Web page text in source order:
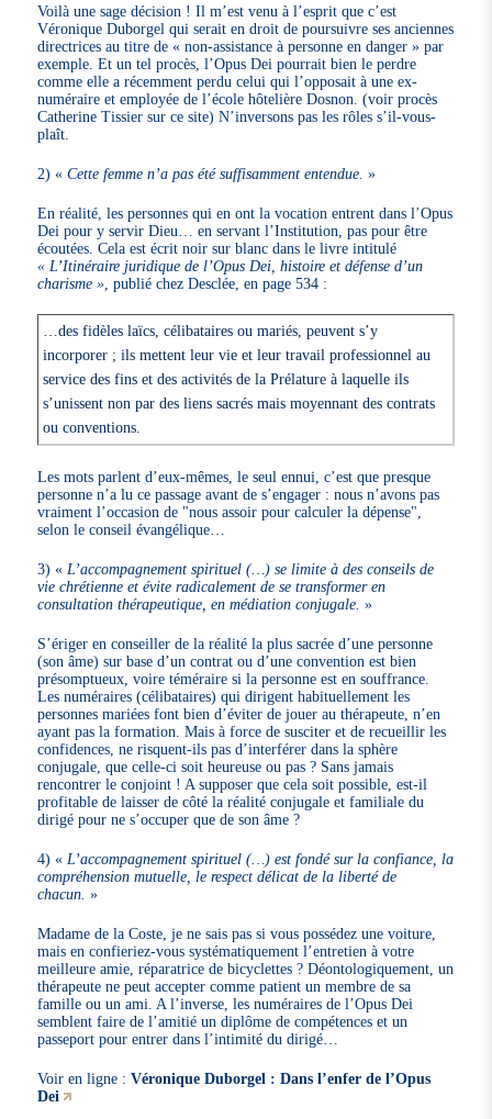
Voilà une sage décision ! Il m’est venu à l’esprit que c’est
Véronique Duborgel qui serait en droit de poursuivre ses anciennes
directrices au titre de « non-assistance à personne en danger » par
exemple. Et un tel procès, l’Opus Dei pourrait bien le perdre
comme elle a récemment perdu celui qui l’opposait à une ex-
numéraire et employée de l’école hôtelière Dosnon. (voir procès
Catherine Tissier sur ce site) N’inversons pas les rôles s’il-vous-
plaît.
2) Cette femme n’a pas été suffisamment entendue.
En réalité, les personnes qui en ont la vocation entrent dans l’Opus
Dei pour y servir Dieu… en servant l’Institution, pas pour être
écoutées. Cela est écrit noir sur blanc dans le livre intitulé
« L’Itinéraire juridique de l’Opus Dei, histoire et défense d’un
charisme » , publié chez Desclée, en page 534 :
…des fidèles laïcs, célibataires ou mariés, peuvent s’y
incorporer ; ils mettent leur vie et leur travail professionnel au
service des fins et des activités de la Prélature à laquelle ils
s’unissent non par des liens sacrés mais moyennant des contrats
ou conventions.
Les mots parlent d’eux-mêmes, le seul ennui, c’est que presque
personne n’a lu ce passage avant de s’engager : nous n’avons pas
vraiment l’occasion de "nous assoir pour calculer la dépense",
selon le conseil évangélique…
3)
L’accompagnement spirituel (…) se limite à des conseils de
vie chrétienne et évite radicalement de se transformer en
consultation thérapeutique, en médiation conjugale.
S’ériger en conseiller de la réalité la plus sacrée d’une personne
(son âme) sur base d’un contrat ou d’une convention est bien
présomptueux, voire téméraire si la personne est en souffrance.
Les numéraires (célibataires) qui dirigent habituellement les
personnes mariées font bien d’éviter de jouer au thérapeute, n’en
ayant pas la formation. Mais à force de susciter et de recueillir les
confidences, ne risquent-ils pas d’interférer dans la sphère
conjugale, que celle-ci soit heureuse ou pas ? Sans jamais
rencontrer le conjoint ! A supposer que cela soit possible, est-il
profitable de laisser de côté la réalité conjugale et familiale du
dirigé pour ne s’occuper que de son âme ?
4)
L’accompagnement spirituel (…) est fondé sur la confiance, la
compréhension mutuelle, le respect délicat de la liberté de
chacun.
Madame de la Coste, je ne sais pas si vous possédez une voiture,
mais en confieriez-vous systématiquement l’entretien à votre
meilleure amie, réparatrice de bicyclettes ? Déontologiquement, un
thérapeute ne peut accepter comme patient un membre de sa
famille ou un ami. A l’inverse, les numéraires de l’Opus Dei
semblent faire de l’amitié un diplôme de compétences et un
passeport pour entrer dans l’intimité du dirigé…
Voir en ligne :Véronique Duborgel : Dans l’enfer de l’Opus
Dei